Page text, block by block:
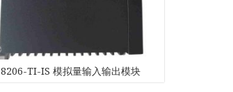
8206-TI-IS 模拟量输入输出模块